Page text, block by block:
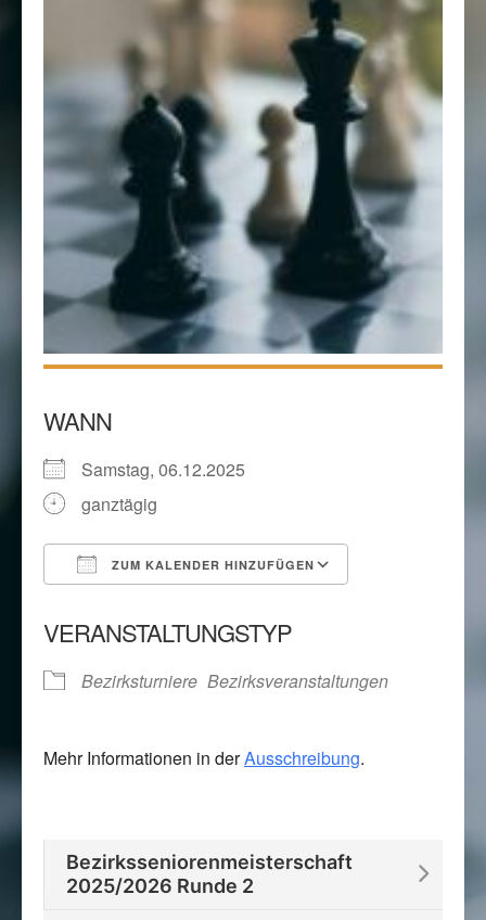
WANN
Samstag, 06.12.2025
ganztägig
ZUM KALENDER HINZUFÜGEN
VERANSTALTUNGSTYP
Bezirksturniere Bezirksveranstaltungen
Mehr Informationen in derAusschreibung.
Bezirksseniorenmeisterschaft
2025/2026 Runde 2